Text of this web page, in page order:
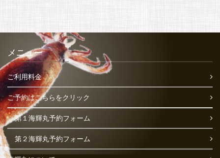
メニュー
ご利用料金
ご予約はこちらをクリック
第１海輝丸予約フォーム
第２海輝丸予約フォーム